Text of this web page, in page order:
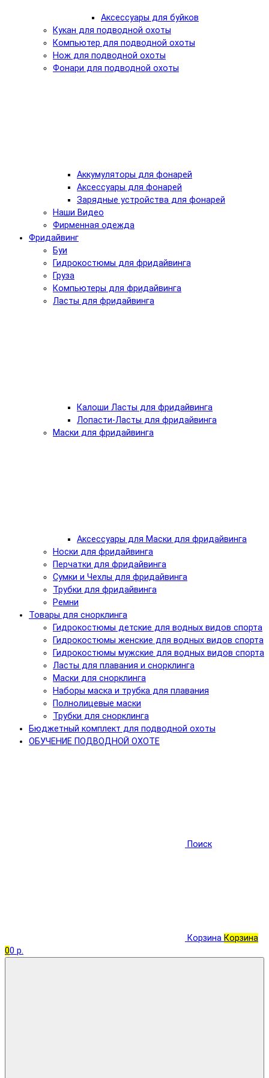
Аксессуары для буйков
Кукан для подводной охоты
Компьютер для подводной охоты
Нож для подводной охоты
Фонари для подводной охоты
Аккумуляторы для фонарей
Аксессуары для фонарей
Зарядные устройства для фонарей
Наши Видео
Фирменная одежда
Фридайвинг
Буи
Гидрокостюмы для фридайвинга
Груза
Компьютеры для фридайвинга
Ласты для фридайвинга
Калоши Ласты для фридайвинга
Лопасти-Ласты для фридайвинга
Маски для фридайвинга
Аксессуары для Маски для фридайвинга
Носки для фридайвинга
Перчатки для фридайвинга
Сумки и Чехлы для фридайвинга
Трубки для фридайвинга
Ремни
Товары для снорклинга
Гидрокостюмы детские для водных видов спорта
Гидрокостюмы женские для водных видов спорта
Гидрокостюмы мужские для водных видов спорта
Ласты для плавания и снорклинга
Маски для снорклинга
Наборы маска и трубка для плавания
Полнолицевые маски
Трубки для снорклинга
Бюджетный комплект для подводной охоты
ОБУЧЕНИЕ ПОДВОДНОЙ ОХОТЕ
Поиск
Корзина Корзина
00 р.